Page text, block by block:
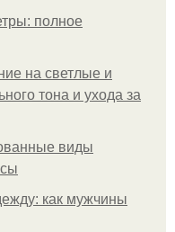
полное
на светлые и
тона и ухода за
виды
как мужчины